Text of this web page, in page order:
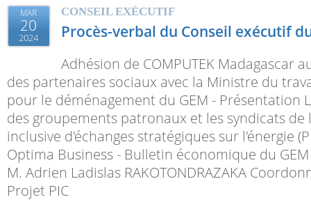
MAR
20
2024
CONSEIL EXÉCUTIF
Procès-verbal du Conseil exécutif
Adhésion de COMPUTEK Madagascar
des partenaires sociaux avec la Ministre du
pour le déménagement du GEM - Présentation
des groupements patronaux et les syndicats de
inclusive d'échanges stratégiques sur l'énergie
Optima Business - Bulletin économique du
M. Adrien Ladislas RAKOTONDRAZAKA
Projet PIC